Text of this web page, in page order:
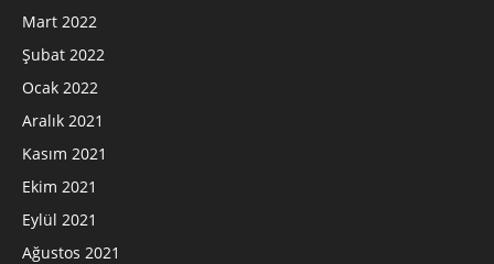
Mart 2022
Şubat 2022
Ocak 2022
Aralık 2021
Kasım 2021
Ekim 2021
Eylül 2021
Ağustos 2021